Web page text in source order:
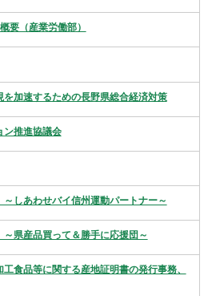
要（産業労働部）
を加速するための長野県総合経済対策
ン推進協議会
しあわせバイ信州運動パートナー～
県産品買って＆勝手に応援団～
食品等に関する産地証明書の発行事務、